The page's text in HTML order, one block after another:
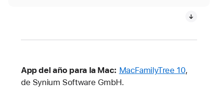
App del año para la Mac: MacFamilyTree 10,
de Synium Software GmbH.